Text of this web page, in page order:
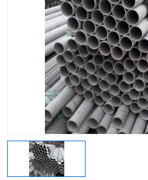
不锈钢阀门
不锈钢扁钢